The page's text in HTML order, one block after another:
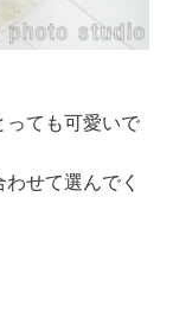
っても可愛いで
せて選んでく